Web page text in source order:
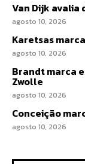
Van Dijk avalia
agosto 10, 2026
Karetsas
agosto 10, 2026
Brandt marca
Zwolle
agosto 10, 2026
Conceição
agosto 10, 2026